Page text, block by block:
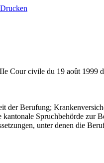
Drucken
Cour civile du 19 août 1999
der Berufung;
Spruchbehörde zur
unter denen die